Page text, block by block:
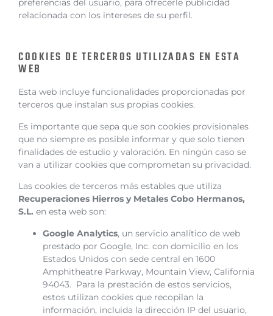
preferencias del usuario, para ofrecerle publicidad
relacionada con los intereses de su perfil.
COOKIES DE TERCEROS UTILIZADAS EN ESTA
WEB
Esta web incluye funcionalidades proporcionadas por
terceros que instalan sus propias cookies.
Es importante que sepa que son cookies provisionales
que no siempre es posible informar y que solo tienen
finalidades de estudio y valoración. En ningún caso se
van a utilizar cookies que comprometan su privacidad.
Las cookies de terceros más estables que utiliza
Recuperaciones Hierros y Metales Cobo Hermanos,
S.L. en esta web son:
Google Analytics, un servicio analítico de web
prestado por Google, Inc. con domicilio en los
Estados Unidos con sede central en 1600
Amphitheatre Parkway, Mountain View, California
94043. Para la prestación de estos servicios,
estos utilizan cookies que recopilan la
información, incluida la dirección IP del usuario,